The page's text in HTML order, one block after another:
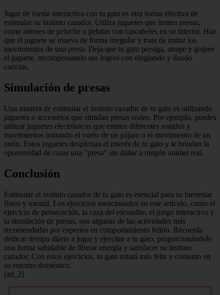
Jugar de forma interactiva con tu gato es otra forma efectiva de
estimular su instinto cazador. Utiliza juguetes que imiten presas,
como ratones de peluche o pelotas con cascabeles en su interior. Haz
que el juguete se mueva de forma irregular y trata de imitar los
movimientos de una presa. Deja que tu gato persiga, atrape y golpee
el juguete, recompensando sus logros con elogiando y dando
caricias.
Simulación de presas
Una manera de estimular el instinto cazador de tu gato es utilizando
juguetes o accesorios que simulan presas reales. Por ejemplo, puedes
utilizar juguetes electrónicos que emiten diferentes sonidos y
movimientos imitando el vuelo de un pájaro o el movimiento de un
ratón. Estos juguetes despiertan el interés de tu gato y le brindan la
oportunidad de cazar una "presa" sin dañar a ningún animal real.
Conclusión
Estimular el instinto cazador de tu gato es esencial para su bienestar
físico y mental. Los ejercicios mencionados en este artículo, como el
ejercicio de persecución, la caza del escondite, el juego interactivo y
la simulación de presas, son algunas de las actividades más
recomendadas por expertos en comportamiento felino. Recuerda
dedicar tiempo diario a jugar y ejercitar a tu gato, proporcionándole
una forma saludable de liberar energía y satisfacer su instinto
cazador. Con estos ejercicios, tu gato estará más feliz y contento en
su entorno doméstico.
[ad_2]